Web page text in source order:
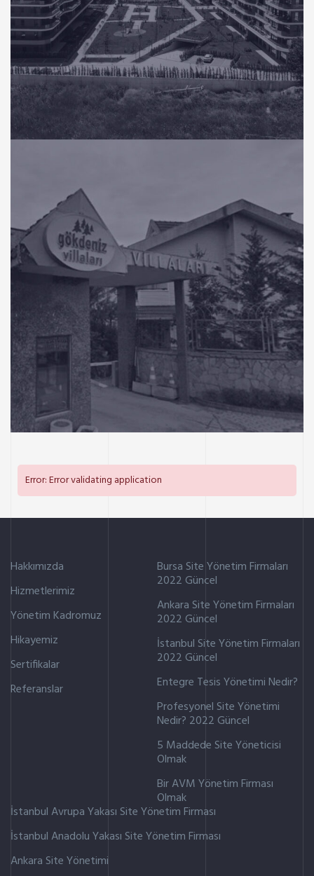
KONUT
Panula Balat Bursa
KONUT
Yeni Gökdeniz Vilları
Error: Error validating application
Hakkımızda
Hizmetlerimiz
Yönetim Kadromuz
Hikayemiz
Sertifikalar
Referanslar
Bursa Site Yönetim Firmaları
2022 Güncel
Ankara Site Yönetim Firmaları
2022 Güncel
İstanbul Site Yönetim Firmaları
2022 Güncel
Entegre Tesis Yönetimi Nedir?
Profesyonel Site Yönetimi
Nedir? 2022 Güncel
5 Maddede Site Yöneticisi
Olmak
Bir AVM Yönetim Firması
Olmak
İstanbul Avrupa Yakası Site Yönetim Firması
İstanbul Anadolu Yakası Site Yönetim Firması
Ankara Site Yönetimi